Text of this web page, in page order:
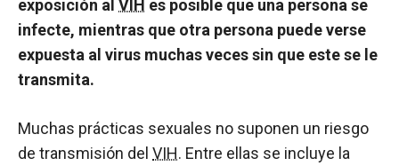
exposición al VIH es posible que una persona se
infecte, mientras que otra persona puede verse
expuesta al virus muchas veces sin que este se le
transmita.
Muchas prácticas sexuales no suponen un riesgo
de transmisión del VIH. Entre ellas se incluye la